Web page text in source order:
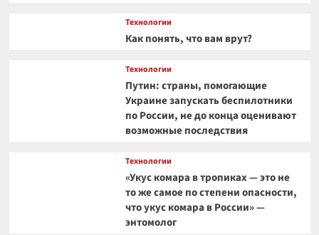
Технологии
Как понять, что вам врут?
Технологии
Путин: страны, помогающие
Украине запускать беспилотники
по России, не до конца оценивают
возможные последствия
Технологии
«Укус комара в тропиках — это не
то же самое по степени опасности,
что укус комара в России» —
энтомолог